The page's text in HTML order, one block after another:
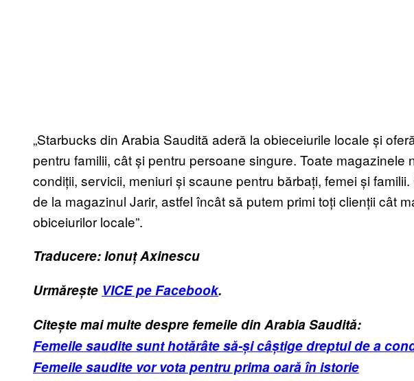
„Starbucks din Arabia Saudită aderă la obieceiurile locale și
pentru familii, cât și pentru persoane singure. Toate magazinele
condiții, servicii, meniuri și scaune pentru bărbați, femei și
de la magazinul Jarir, astfel încât să putem primi toți clienții cât
obiceiurilor locale”.
Traducere: Ionuț Axinescu
Urmărește VICE pe Facebook.
Citește mai multe despre femeile din Arabia Saudită:
Femeile saudite sunt hotărâte să-și câștige dreptul de a
Femeile saudite vor vota pentru prima oară în istorie